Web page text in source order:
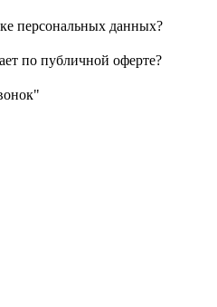
персональных данных?
по публичной оферте?